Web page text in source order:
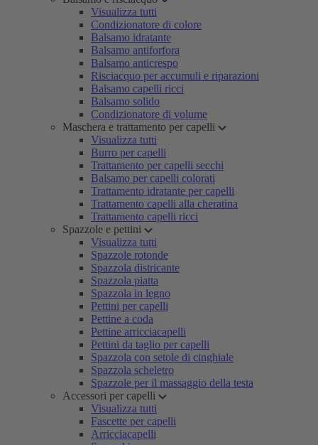
Visualizza tutti
Condizionatore di colore
Balsamo idratante
Balsamo antiforfora
Balsamo anticrespo
Risciacquo per accumuli e riparazioni
Balsamo capelli ricci
Balsamo solido
Condizionatore di volume
Maschera e trattamento per capelli
Visualizza tutti
Burro per capelli
Trattamento per capelli secchi
Balsamo per capelli colorati
Trattamento idratante per capelli
Trattamento capelli alla cheratina
Trattamento capelli ricci
Spazzole e pettini
Visualizza tutti
Spazzole rotonde
Spazzola districante
Spazzola piatta
Spazzola in legno
Pettini per capelli
Pettine a coda
Pettine arricciacapelli
Pettini da taglio per capelli
Spazzola con setole di cinghiale
Spazzola scheletro
Spazzole per il massaggio della testa
Accessori per capelli
Visualizza tutti
Fascette per capelli
Arricciacapelli